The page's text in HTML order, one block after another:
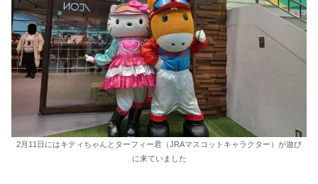
2月11日にはキティちゃんとターフィー君（JRAマスコットキャラクター）が遊び
に来ていました